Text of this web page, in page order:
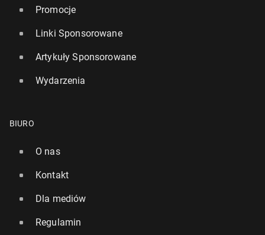
Promocje
Linki Sponsorowane
Artykuły Sponsorowane
Wydarzenia
BIURO
O nas
Kontakt
Dla mediów
Regulamin